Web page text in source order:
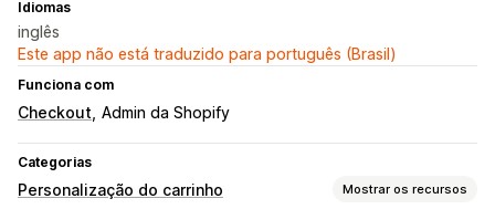
Idiomas
inglês
Este app não está traduzido para português (Brasil)
Funciona com
Checkout Admin da Shopify
Categorias
Personalização do carrinho Mostrar os recursos